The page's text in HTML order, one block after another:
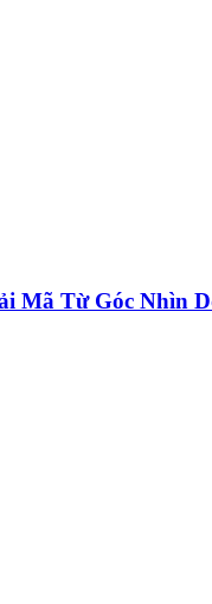
Mã Từ Góc Nhìn